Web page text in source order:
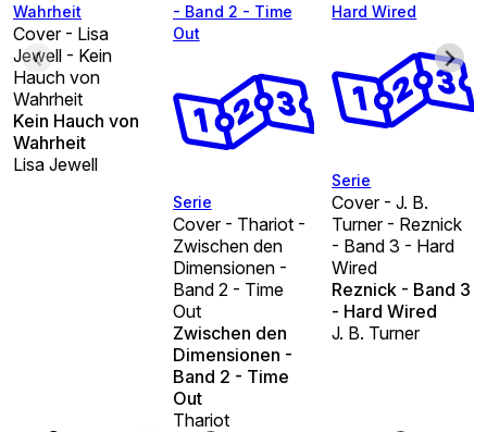
Wahrheit
Cover - Lisa
Jewell - Kein
Hauch von
Wahrheit
Kein Hauch von
Wahrheit
Lisa Jewell
- Band 2 - Time
Out
Serie
Cover - Thariot -
Zwischen den
Dimensionen -
Band 2 - Time
Out
Zwischen den
Dimensionen -
Band 2 - Time
Out
Thariot
Hard Wired
Serie
Cover - J. B.
Turner - Reznick
- Band 3 - Hard
Wired
Reznick - Band 3
- Hard Wired
J. B. Turner